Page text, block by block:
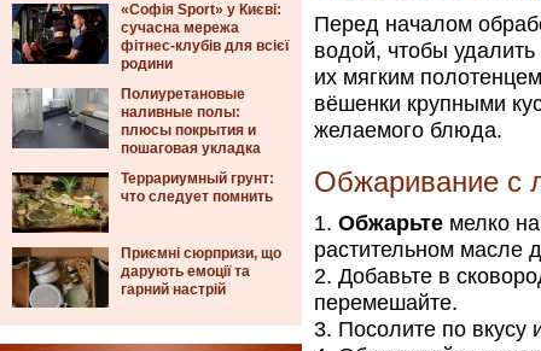
«Софія Sport» у Києві:
сучасна мережа
фітнес-клубів для всієї
родини
Полиуретановые
наливные полы:
плюсы покрытия и
пошаговая укладка
Террариумный грунт:
что следует помнить
Приємні сюрпризи, що
дарують емоції та
гарний настрій
Перед началом
водой, чтобы
их мягким
вёшенки крупными
желаемого блюда.
Обжаривание с
Обжарьте мелко
растительном масле
Добавьте в
перемешайте.
Посолите по вкусу